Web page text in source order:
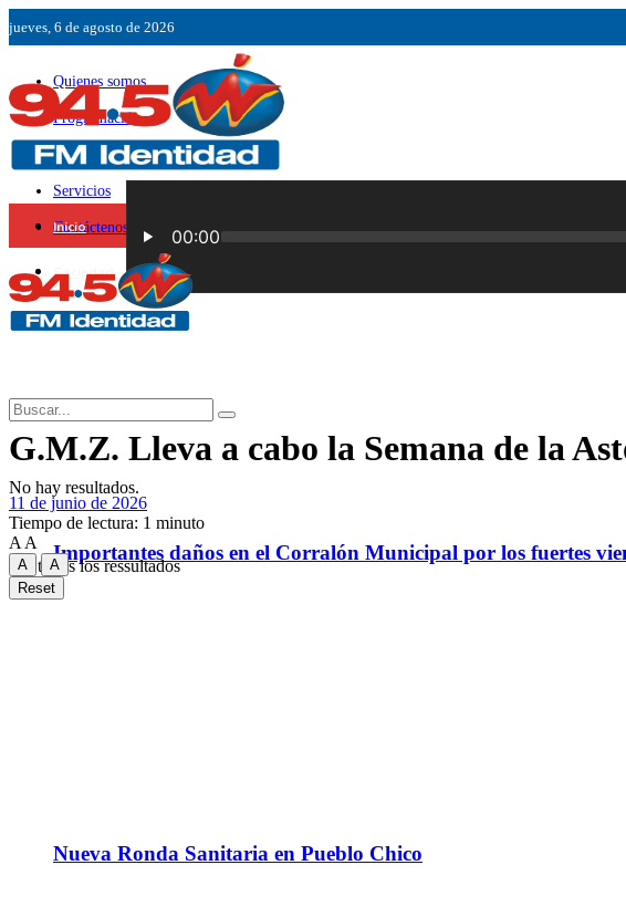
jueves, 6 de agosto de 2026
Quienes somos
Programación
Ubicación
Servicios
Contáctenos
Inicio
Sociedad
Importantes daños en el Corralón Municipal por los fuertes
Nueva Ronda Sanitaria en Pueblo Chico
No hay resultados.
Ver todos los ressultados
G.M.Z. Lleva a cabo la Semana de la
11 de junio de 2026
Tiempo de lectura: 1 minuto
A A
A
A
Reset